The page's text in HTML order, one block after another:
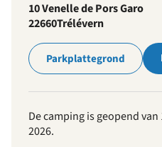
10 Venelle de Pors Garo
22660Trélévern
Parkplattegrond
De camping is geopend
2026.